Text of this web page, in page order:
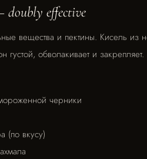
doubly effective
вещества и пектины. Кисель из
обволакивает и закрепляет.
черники
(по вкусу)